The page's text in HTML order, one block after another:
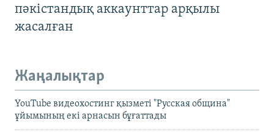
пәкістандық аккаунттар арқылы
жасалған
Жаңалықтар
YouTube видеохостинг қызметі "Русская община"
ұйымының екі арнасын бұғаттады